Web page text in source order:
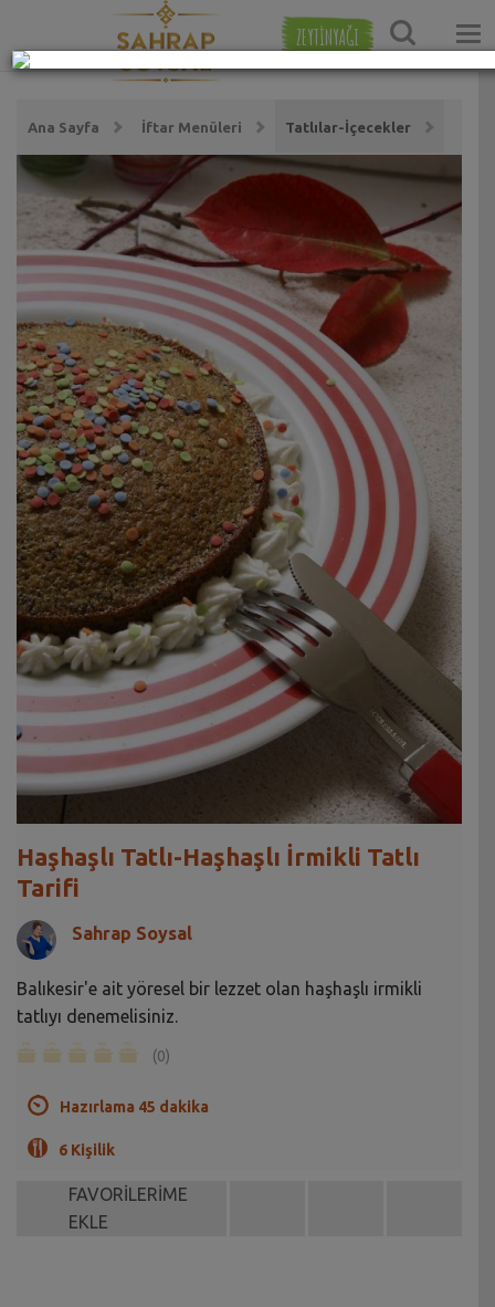
ZEYTİNYAĞI
Ana Sayfa İftar Menüleri Tatlılar-İçecekler
Haşhaşlı Tatlı-Haşhaşlı İrmikli Tatlı
Tarifi
Sahrap Soysal
Balıkesir'e ait yöresel bir lezzet olan haşhaşlı irmikli
tatlıyı denemelisiniz.
(0)
Hazırlama 45 dakika
6 Kişilik
FAVORİLERİME
EKLE